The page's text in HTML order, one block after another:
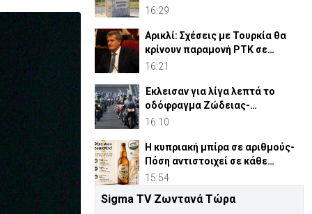
περιβαλλοντικών οργανώσεων
16:29
Αρικλί: Σχέσεις με Τουρκία θα
κρίνουν παραμονή ΡΤΚ σε
ενδεχόμενη «κυβέρνηση»
16:21
Έκλεισαν για λίγα λεπτά το
οδόφραγμα Ζώδειας-
Αστρομερίτη οι μοτοσικλετιστές
16:10
Η κυπριακή μπίρα σε αριθμούς-
Πόση αντιστοιχεί σε κάθε
κάτοικο
15:54
Ισότητα: «Κρατούμενοι
Sigma TV Ζωντανά Τώρα